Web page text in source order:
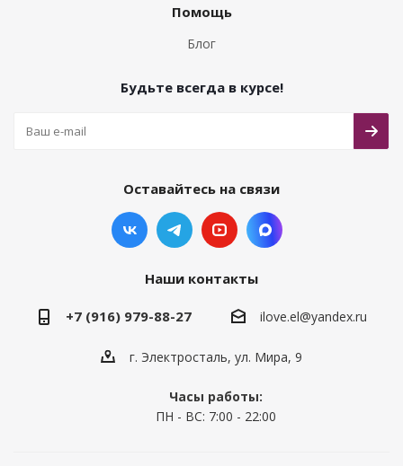
Помощь
Блог
Будьте всегда в курсе!
Оставайтесь на связи
Наши контакты
+7 (916) 979-88-27 ilove.el@yandex.ru
г. Электросталь, ул. Мира, 9
Часы работы:
ПН - ВС: 7:00 - 22:00